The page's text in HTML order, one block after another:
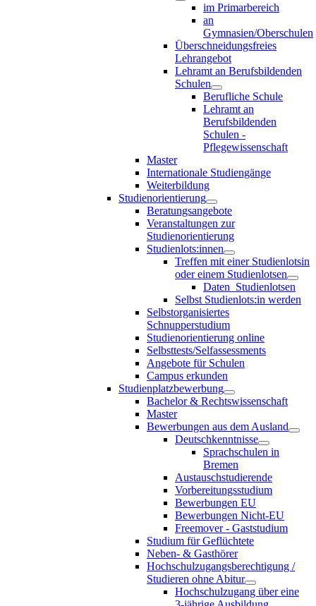
im Primarbereich
an
Gymnasien/Oberschulen
Überschneidungsfreies
Lehrangebot
Lehramt an Berufsbildenden
Schulen
Berufliche Schule
Lehramt an
Berufsbildenden
Schulen -
Pflegewissenschaft
Master
Internationale Studiengänge
Weiterbildung
Studienorientierung
Beratungsangebote
Veranstaltungen zur
Studienorientierung
Studienlots:innen
Treffen mit einer Studienlotsin
oder einem Studienlotsen
Daten_Studienlotsen
Selbst Studienlots:in werden
Selbstorganisiertes
Schnupperstudium
Studienorientierung online
Selbsttests/Selfassessments
Angebote für Schulen
Campus erkunden
Studienplatzbewerbung
Bachelor & Rechtswissenschaft
Master
Bewerbungen aus dem Ausland
Deutschkenntnisse
Sprachschulen in
Bremen
Austauschstudierende
Vorbereitungsstudium
Bewerbungen EU
Bewerbungen Nicht-EU
Freemover - Gaststudium
Studium für Geflüchtete
Neben- & Gasthörer
Hochschulzugangsberechtigung /
Studieren ohne Abitur
Hochschulzugang über eine